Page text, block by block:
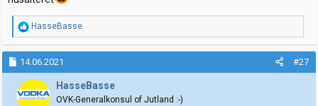
R
e
a
k
s
j
o
HasseBasse
14.06.2021 #27
HasseBasse
OVK-Generalkonsul of Jutland :-)